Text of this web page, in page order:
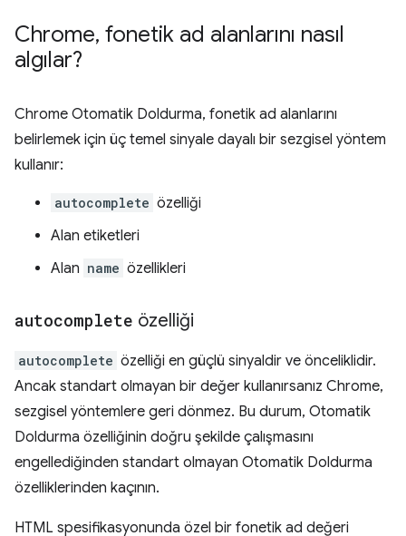
Chrome, fonetik ad alanlarını nasıl
algılar?
Chrome Otomatik Doldurma, fonetik ad alanlarını
belirlemek için üç temel sinyale dayalı bir sezgisel yöntem
kullanır:
autocomplete özelliği
Alan etiketleri
Alan name özellikleri
autocomplete özelliği
autocomplete özelliği en güçlü sinyaldir ve önceliklidir.
Ancak standart olmayan bir değer kullanırsanız Chrome,
sezgisel yöntemlere geri dönmez. Bu durum, Otomatik
Doldurma özelliğinin doğru şekilde çalışmasını
engellediğinden standart olmayan Otomatik Doldurma
özelliklerinden kaçının.
HTML spesifikasyonunda özel bir fonetik ad değeri